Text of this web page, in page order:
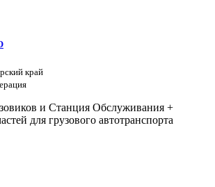
край
и Станция Обслуживания +
для грузового автотранспорта